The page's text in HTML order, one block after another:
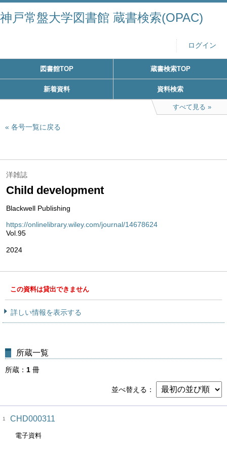
神戸常盤大学図書館 蔵書検索(OPAC)
ログイン
図書館TOP 蔵書検索TOP
新着資料 資料検索
すべて見る
各号一覧に戻る
洋雑誌
Child development
Blackwell Publishing
https://onlinelibrary.wiley.com/journal/14678624
Vol.95
2024
この資料は貸出できません
詳しい情報を表示する
所蔵一覧
所蔵 1 冊
並べ替える
1 CHD000311
電子資料